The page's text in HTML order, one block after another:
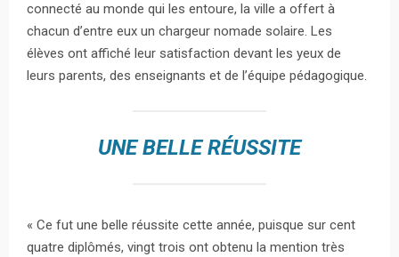
connecté au monde qui les entoure, la ville a offert à
chacun d’entre eux un chargeur nomade solaire. Les
élèves ont affiché leur satisfaction devant les yeux de
leurs parents, des enseignants et de l’équipe pédagogique.
UNE BELLE RÉUSSITE
« Ce fut une belle réussite cette année, puisque sur cent
quatre diplômés, vingt trois ont obtenu la mention très